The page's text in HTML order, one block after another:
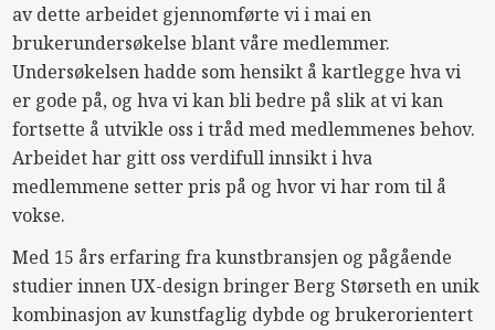
av dette arbeidet gjennomførte vi i mai en
brukerundersøkelse blant våre medlemmer.
Undersøkelsen hadde som hensikt å kartlegge hva vi
er gode på, og hva vi kan bli bedre på slik at vi kan
fortsette å utvikle oss i tråd med medlemmenes behov.
Arbeidet har gitt oss verdifull innsikt i hva
medlemmene setter pris på og hvor vi har rom til å
vokse.
Med 15 års erfaring fra kunstbransjen og pågående
studier innen UX-design bringer Berg Størseth en unik
kombinasjon av kunstfaglig dybde og brukerorientert